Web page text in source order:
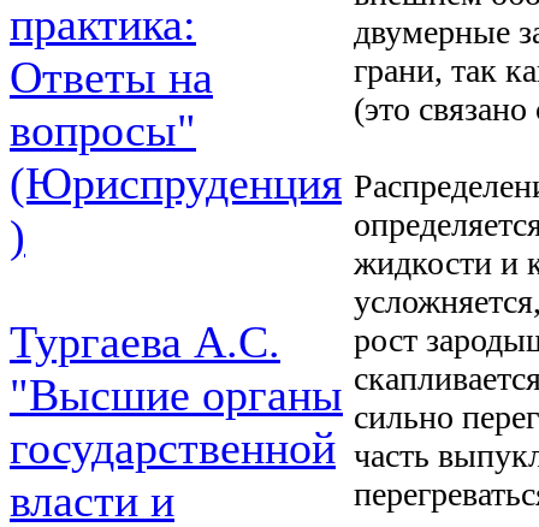
практика:
Ответы на
вопросы"
(Юриспруденция
)
Тургаева А.С.
"Высшие органы
государственной
власти и
двумерные
грани, так
(это
жидкости и
рост
сильно
часть